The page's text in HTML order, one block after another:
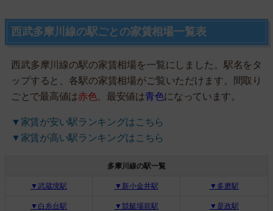
西武多摩川線の駅ごとの家賃相場一覧表
西武多摩川線の駅の家賃相場を一覧にしました。駅名をタ
ップすると、各駅の家賃相場がご覧いただけます。間取り
ごとで最高値は赤色、最安値は青色になっています。
▼家賃が安い駅ランキングはこちら
▼家賃が高い駅ランキングはこちら
多摩川線の駅一覧
▼武蔵境駅 ▼新小金井駅 ▼多磨駅
▼白糸台駅 ▼競艇場前駅 ▼是政駅